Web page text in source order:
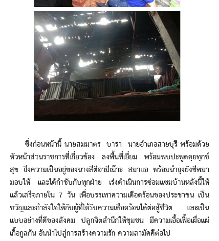
ซึ่งก่อนหน้านี้ นายสมมาตร บารา นายอำเภอสายบุรี พร้อมด้วย
หัวหน้าส่วนราชการที่เกี่ยวข้อง ลงพื้นที่เยี่ยม พร้อมพบปะพูดคุยทุกข์
สุข ถึงความเป็นอยู่ของนางสีตีอามีเน๊าะ สมาแอ พร้อมนำถุงยังชีพมา
มอบให้ และได้กำชับกับทุกฝ่าย เร่งดำเนินการซ่อมแซมบ้านหลังนี้ให้
แล้วเสร็จภายใน 7 วัน เพื่อบรรเทาความเดือดร้อนของประชาชน เป็น
ขวัญและกำลังใจให้กับผู้ที่ได้รับความเดือดร้อนได้ต่อสู้ชีวิต และเป็น
แบบอย่างที่ดีของสังคม ปลูกจิตสำนึกให้ชุมชน มีความเอื้อเฟื้อเผื่อแผ่
เกื้อกูลกัน อันนำไปสู่การสร้างความรัก ความสามัคคีต่อไป